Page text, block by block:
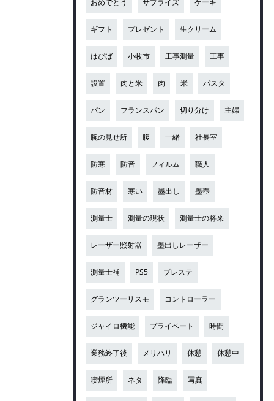
おめでとう サプライズ ケーキ
ギフト プレゼント 生クリーム
はぴば 小牧市 工事測量 工事
設置 肉と米 肉 米 パスタ
パン フランスパン 切り分け 主婦
腕の見せ所 腹 一緒 社長室
防寒 防音 フィルム 職人
防音材 寒い 墨出し 墨壺
測量士 測量の現状 測量士の将来
レーザー照射器 墨出しレーザー
測量士補 PS5 プレステ
グランツーリスモ コントローラー
ジャイロ機能 プライベート 時間
業務終了後 メリハリ 休憩 休憩中
喫煙所 ネタ 降臨 写真